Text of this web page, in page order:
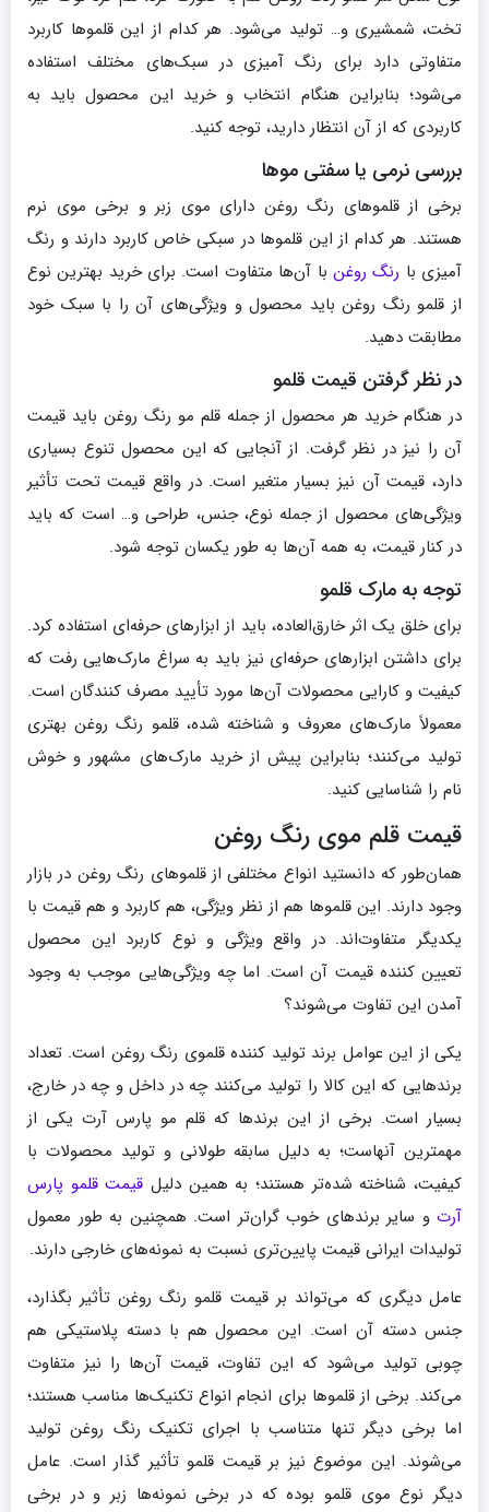
تخت، شمشیری و… تولید می‌شود. هر کدام از این قلموها کاربرد
متفاوتی دارد برای رنگ آمیزی در سبک‌های مختلف استفاده
می‌شود؛ بنابراین هنگام انتخاب و خرید این محصول باید به
کاربردی که از آن انتظار دارید، توجه کنید.
بررسی نرمی یا سفتی موها
برخی از قلموهای رنگ روغن دارای موی زبر و برخی موی نرم
هستند. هر کدام از این قلموها در سبکی خاص کاربرد دارند و رنگ
آمیزی با رنگ روغن با آن‌ها متفاوت است. برای خرید بهترین نوع
از قلمو رنگ روغن باید محصول و ویژگی‌های آن را با سبک خود
مطابقت دهید.
در نظر گرفتن قیمت قلمو
در هنگام خرید هر محصول از جمله قلم مو رنگ روغن باید قیمت
آن را نیز در نظر گرفت. از آنجایی که این محصول تنوع بسیاری
دارد، قیمت آن نیز بسیار متغیر است. در واقع قیمت تحت تأثیر
ویژگی‌های محصول از جمله نوع، جنس، طراحی و… است که باید
در کنار قیمت، به همه آن‌ها به طور یکسان توجه شود.
توجه به مارک قلمو
برای خلق یک اثر خارق‌العاده، باید از ابزارهای حرفه‌ای استفاده کرد.
برای داشتن ابزارهای حرفه‌ای نیز باید به سراغ مارک‌هایی رفت که
کیفیت و کارایی محصولات آن‌ها مورد تأیید مصرف کنندگان است.
معمولاً مارک‌های معروف و شناخته شده، قلمو رنگ روغن بهتری
تولید می‌کنند؛ بنابراین پیش از خرید مارک‌های مشهور و خوش
نام را شناسایی کنید.
قیمت قلم موی رنگ روغن
همان‌طور که دانستید انواع مختلفی از قلموهای رنگ روغن در بازار
وجود دارند. این قلموها هم از نظر ویژگی، هم کاربرد و هم قیمت با
یکدیگر متفاوت‌اند. در واقع ویژگی و نوع کاربرد این محصول
تعیین کننده قیمت آن است. اما چه ویژگی‌هایی موجب به وجود
آمدن این تفاوت می‌شوند؟
یکی از این عوامل برند تولید کننده قلموی رنگ روغن است. تعداد
برندهایی که این کالا را تولید می‌کنند چه در داخل و چه در خارج،
بسیار است. برخی از این برندها که قلم مو پارس آرت یکی از
مهمترین آنهاست؛ به دلیل سابقه طولانی و تولید محصولات با
کیفیت، شناخته شده‌تر هستند؛ به همین دلیل قیمت قلمو پارس
آرت و سایر برندهای خوب گران‌تر است. همچنین به طور معمول
تولیدات ایرانی قیمت پایین‌تری نسبت به نمونه‌های خارجی دارند.
عامل دیگری که می‌تواند بر قیمت قلمو رنگ روغن تأثیر بگذارد،
جنس دسته آن است. این محصول هم با دسته پلاستیکی هم
چوبی تولید می‌شود که این تفاوت، قیمت آن‌ها را نیز متفاوت
می‌کند. برخی از قلموها برای انجام انواع تکنیک‌ها مناسب هستند؛
اما برخی دیگر تنها متناسب با اجرای تکنیک رنگ روغن تولید
می‌شوند. این موضوع نیز بر قیمت قلمو تأثیر گذار است. عامل
دیگر نوع موی قلمو بوده که در برخی نمونه‌ها زبر و در برخی